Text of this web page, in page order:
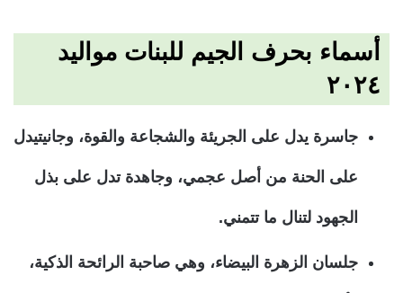
أسماء بحرف الجيم للبنات مواليد
٢٠٢٤
جاسرة يدل على الجريئة والشجاعة والقوة، وجانيتيدل
على الحنة من أصل عجمي، وجاهدة تدل على بذل
الجهود لتنال ما تتمني.
جلسان الزهرة البيضاء، وهي صاحبة الرائحة الذكية،